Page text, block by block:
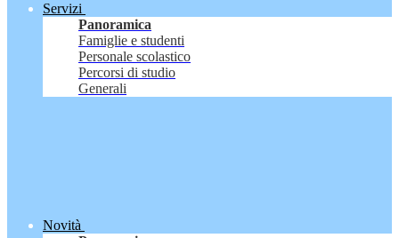
Servizi
Panoramica
Famiglie e studenti
Personale scolastico
Percorsi di studio
Generali
Novità